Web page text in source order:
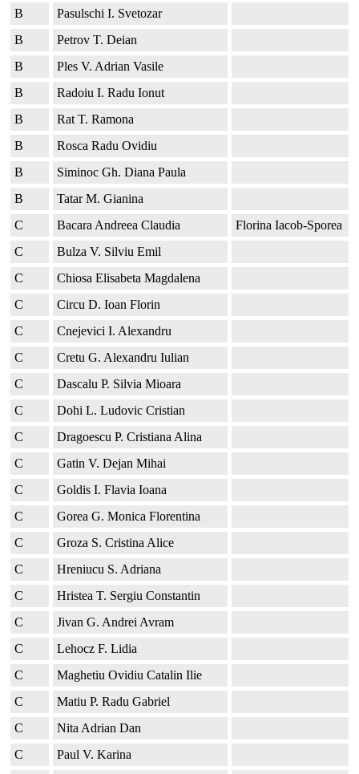
B
Pasulschi I. Svetozar
B
Petrov T. Deian
B
Ples V. Adrian Vasile
B
Radoiu I. Radu Ionut
B
Rat T. Ramona
B
Rosca Radu Ovidiu
B
Siminoc Gh. Diana Paula
B
Tatar M. Gianina
C
Bacara Andreea Claudia
Florina Iacob-Sporea
C
Bulza V. Silviu Emil
C
Chiosa Elisabeta Magdalena
C
Circu D. Ioan Florin
C
Cnejevici I. Alexandru
C
Cretu G. Alexandru Iulian
C
Dascalu P. Silvia Mioara
C
Dohi L. Ludovic Cristian
C
Dragoescu P. Cristiana Alina
C
Gatin V. Dejan Mihai
C
Goldis I. Flavia Ioana
C
Gorea G. Monica Florentina
C
Groza S. Cristina Alice
C
Hreniucu S. Adriana
C
Hristea T. Sergiu Constantin
C
Jivan G. Andrei Avram
C
Lehocz F. Lidia
C
Maghetiu Ovidiu Catalin Ilie
C
Matiu P. Radu Gabriel
C
Nita Adrian Dan
C
Paul V. Karina